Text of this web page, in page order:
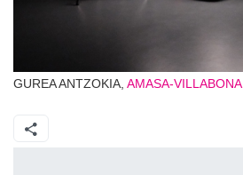
GUREA ANTZOKIA, AMASA-VILLABONA